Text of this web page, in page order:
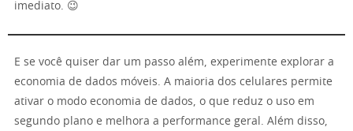
imediato. 😉
E se você quiser dar um passo além, experimente explorar a
economia de dados móveis. A maioria dos celulares permite
ativar o modo economia de dados, o que reduz o uso em
segundo plano e melhora a performance geral. Além disso,